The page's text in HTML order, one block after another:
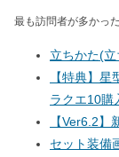
最も訪問者が多かっ
立ちかた(
【特典】
ラクエ10購
【Ver6.2
セット装備